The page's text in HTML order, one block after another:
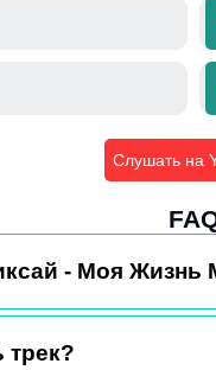
Слушать на
- Моя
трек?